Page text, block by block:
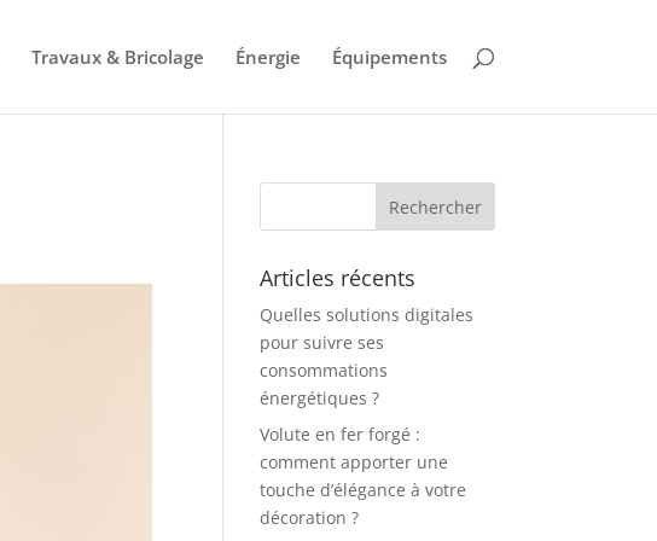
Travaux & Bricolage Énergie Équipements
Articles récents
Quelles solutions digitales
pour suivre ses
consommations
énergétiques ?
Volute en fer forgé :
comment apporter une
touche d’élégance à votre
décoration ?